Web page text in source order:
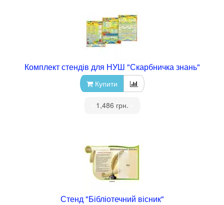
Комплект стендів для НУШ "Скарбничка знань"
Купити
1,486 грн.
Стенд "Бібліотечний вісник"